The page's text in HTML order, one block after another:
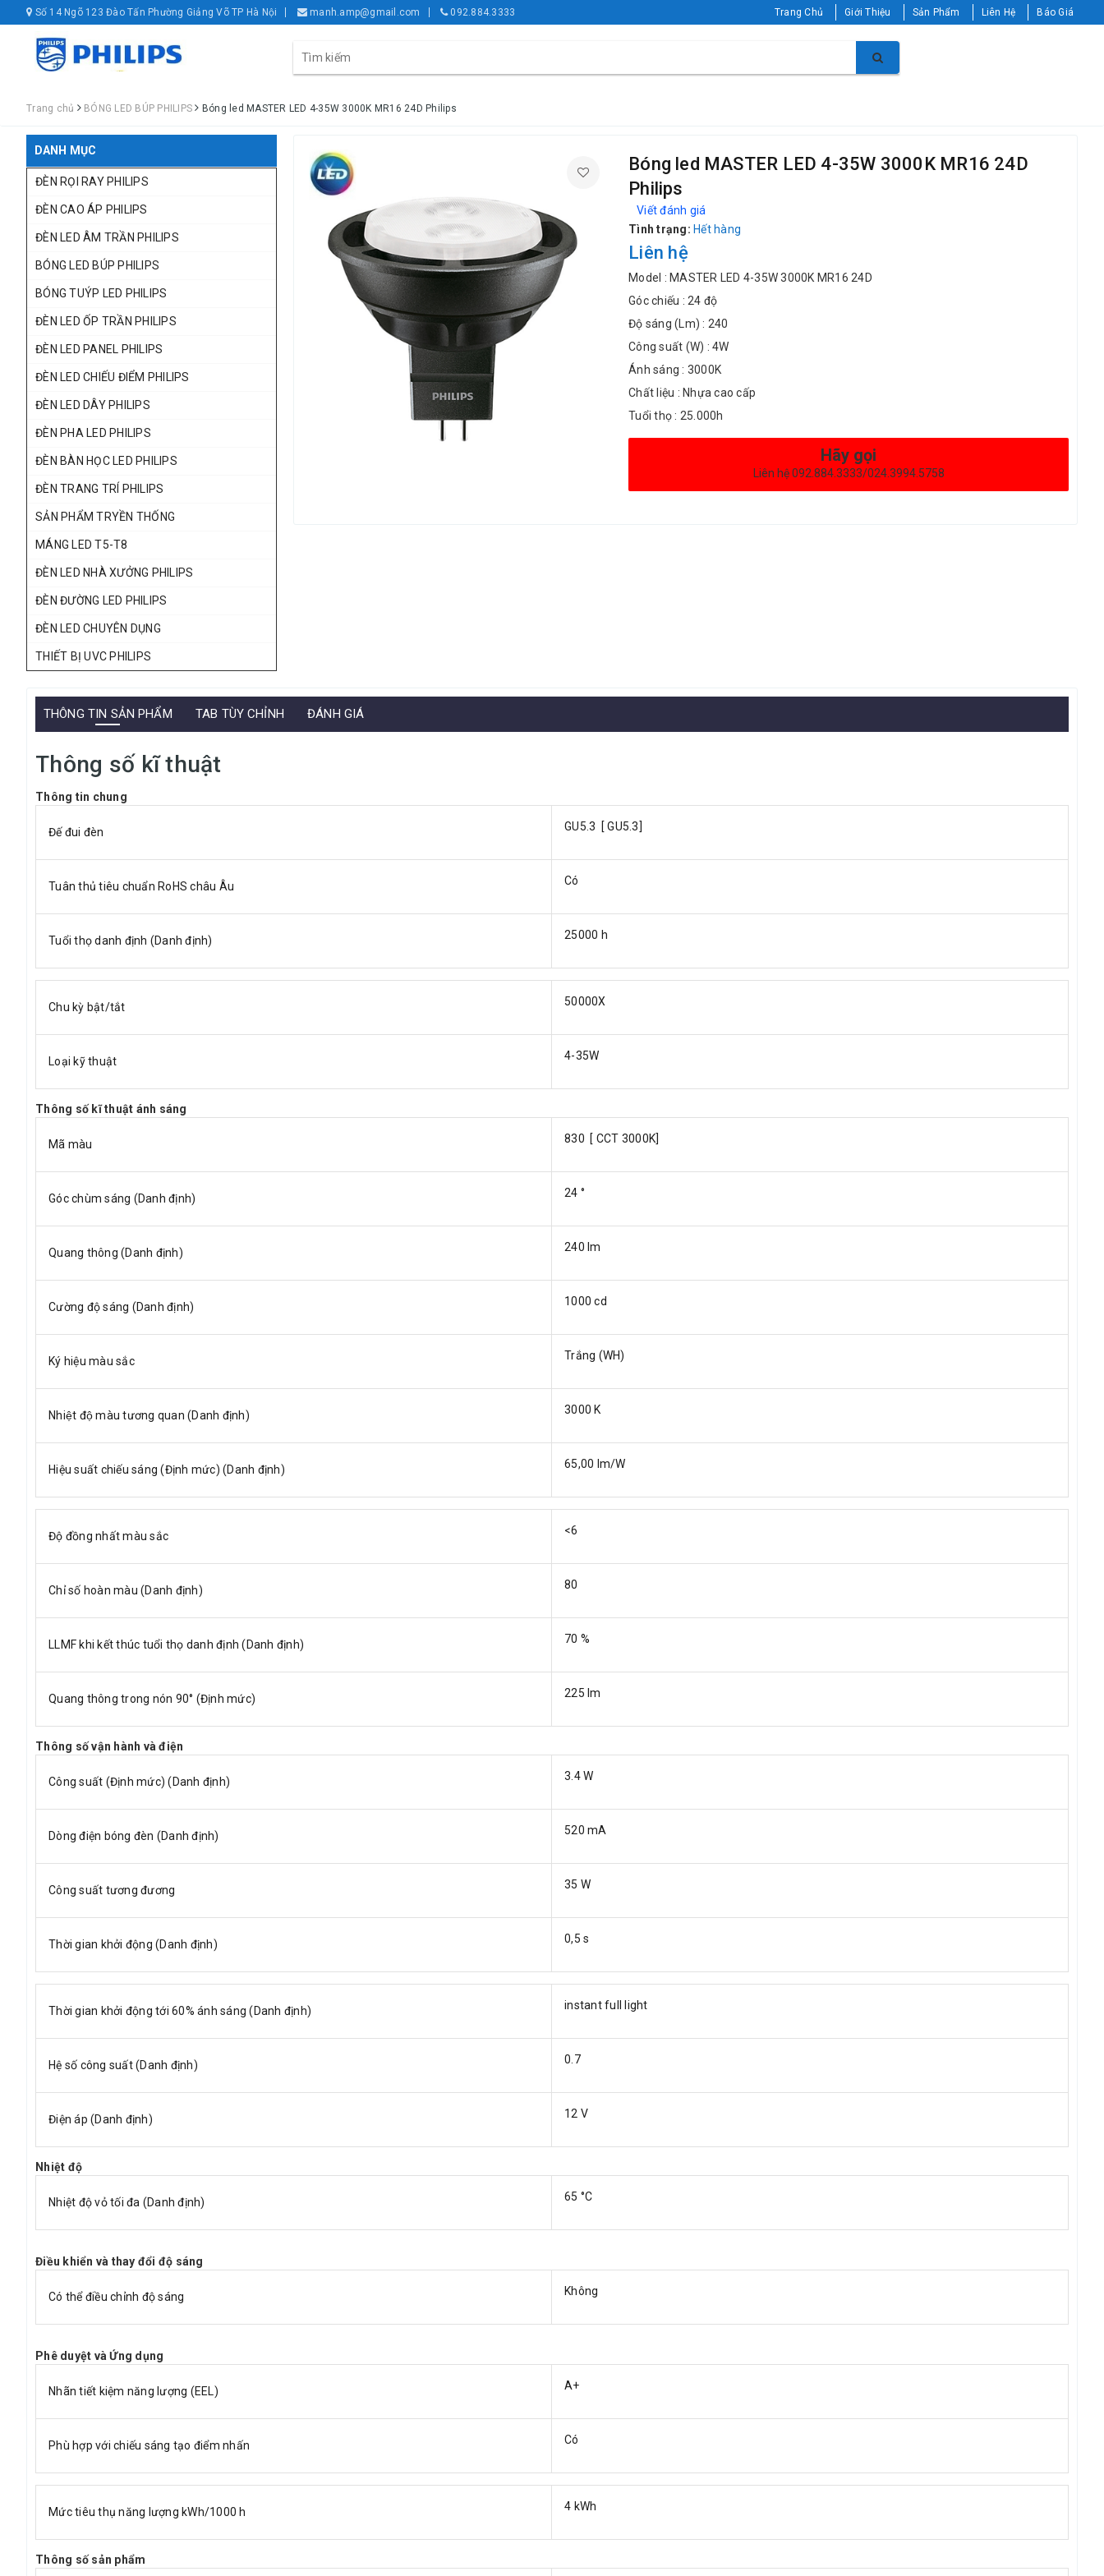
Số 14 Ngõ 123 Đào Tấn Phường Giảng Võ TP Hà Nội manh.amp@gmail.com 092.884.3333 Trang Chủ Giới Thiệu Sản Phẩm Liên Hệ Báo Giá
Trang chủ BÓNG LED BÚP PHILIPS Bóng led MASTER LED 4-35W 3000K MR16 24D Philips
DANH MỤC
ĐÈN RỌI RAY PHILIPS
ĐÈN CAO ÁP PHILIPS
ĐÈN LED ÂM TRẦN PHILIPS
BÓNG LED BÚP PHILIPS
BÓNG TUÝP LED PHILIPS
ĐÈN LED ỐP TRẦN PHILIPS
ĐÈN LED PANEL PHILIPS
ĐÈN LED CHIẾU ĐIỂM PHILIPS
ĐÈN LED DÂY PHILIPS
ĐÈN PHA LED PHILIPS
ĐÈN BÀN HỌC LED PHILIPS
ĐÈN TRANG TRÍ PHILIPS
SẢN PHẨM TRYỀN THỐNG
MÁNG LED T5-T8
ĐÈN LED NHÀ XƯỞNG PHILIPS
ĐÈN ĐƯỜNG LED PHILIPS
ĐÈN LED CHUYÊN DỤNG
THIẾT BỊ UVC PHILIPS
Bóng led MASTER LED 4-35W 3000K MR16 24D
Philips
Viết đánh giá
Tình trạng: Hết hàng
Liên hệ
Model : MASTER LED 4-35W 3000K MR16 24D
Góc chiếu : 24 độ
Độ sáng (Lm) : 240
Công suất (W) : 4W
Ánh sáng : 3000K
Chất liệu : Nhựa cao cấp
Tuổi thọ : 25.000h
Hãy gọi
Liên hệ 092.884.3333/024.3994.5758
THÔNG TIN SẢN PHẨM TAB TÙY CHỈNH ĐÁNH GIÁ
Thông số kĩ thuật
Thông tin chung
Đế đui đèn GU5.3 [ GU5.3]
Tuân thủ tiêu chuẩn RoHS châu Âu Có
Tuổi thọ danh định (Danh định) 25000 h
Chu kỳ bật/tắt 50000X
Loại kỹ thuật 4-35W
Thông số kĩ thuật ánh sáng
Mã màu 830 [ CCT 3000K]
Góc chùm sáng (Danh định) 24 °
Quang thông (Danh định) 240 lm
Cường độ sáng (Danh định) 1000 cd
Ký hiệu màu sắc Trắng (WH)
Nhiệt độ màu tương quan (Danh định) 3000 K
Hiệu suất chiếu sáng (Định mức) (Danh định) 65,00 lm/W
Độ đồng nhất màu sắc <6
Chỉ số hoàn màu (Danh định) 80
LLMF khi kết thúc tuổi thọ danh định (Danh định) 70 %
Quang thông trong nón 90° (Định mức) 225 lm
Thông số vận hành và điện
Công suất (Định mức) (Danh định) 3.4 W
Dòng điện bóng đèn (Danh định) 520 mA
Công suất tương đương 35 W
Thời gian khởi động (Danh định) 0,5 s
Thời gian khởi động tới 60% ánh sáng (Danh định) instant full light
Hệ số công suất (Danh định) 0.7
Điện áp (Danh định) 12 V
Nhiệt độ
Nhiệt độ vỏ tối đa (Danh định) 65 °C
Điều khiển và thay đổi độ sáng
Có thể điều chỉnh độ sáng Không
Phê duyệt và Ứng dụng
Nhãn tiết kiệm năng lượng (EEL) A+
Phù hợp với chiếu sáng tạo điểm nhấn Có
Mức tiêu thụ năng lượng kWh/1000 h 4 kWh
Thông số sản phẩm